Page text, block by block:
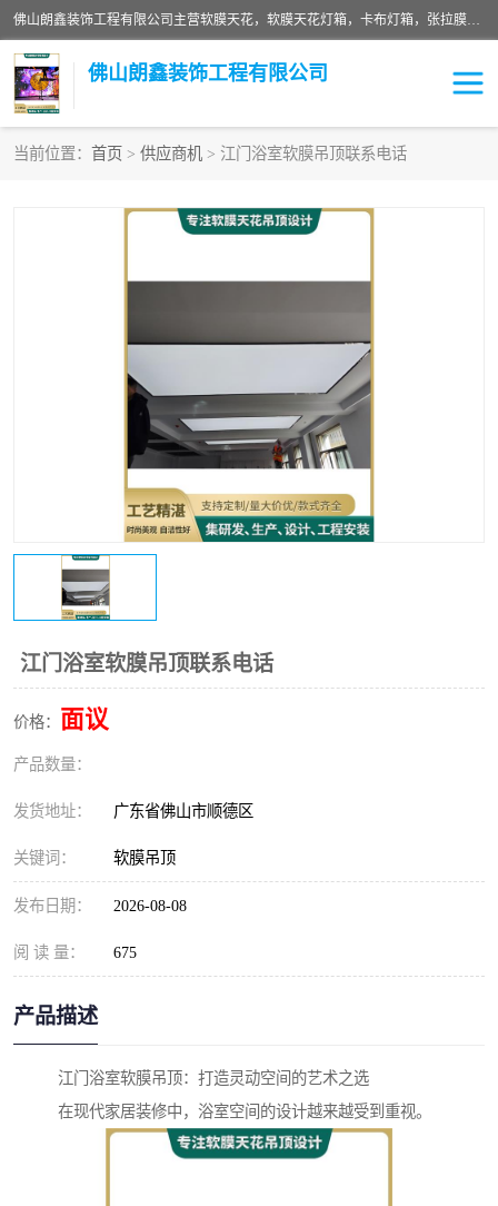
佛山朗鑫装饰工程有限公司主营软膜天花，软膜天花灯箱，卡布灯箱，张拉膜等产品，价格实惠，支持定制；公司专业装饰铺面，家居，会展特装，软膜等工程，技能精良人员，安装快、价格合理，质量保证、热诚与各方有识人士合作，欢迎新老客户来电咨询。
佛山朗鑫装饰工程有限公司
当前位置： 首页 > 供应商机 > 江门浴室软膜吊顶联系电话
江门浴室软膜吊顶联系电话
价格： 面议
产品数量：
发货地址： 广东省佛山市顺德区
关键词： 软膜吊顶
发布日期： 2026-08-08
阅 读 量： 675
产品描述
江门浴室软膜吊顶：打造灵动空间的艺术之选
在现代家居装修中，浴室空间的设计越来越受到重视。